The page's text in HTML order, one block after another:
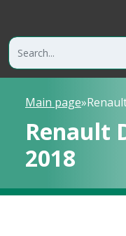
Main page»
Renault
2018